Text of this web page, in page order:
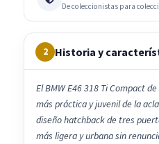
De coleccionistas para
2 Historia y
El BMW E46 318 Ti Compact
más práctica y juvenil de la
diseño hatchback de tres
más ligera y urbana sin